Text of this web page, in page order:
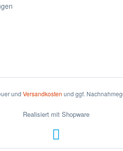
und Versandkosten und ggf.
Realisiert mit Shopware